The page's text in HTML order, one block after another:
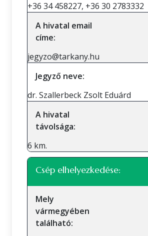
+36 34 458227, +36 30 2783332
A hivatal email
címe:
jegyzo@tarkany.hu
Jegyző neve:
dr. Szallerbeck Zsolt Eduárd
A hivatal
távolsága:
6 km.
Csép elhelyezkedése:
Mely
vármegyében
található: